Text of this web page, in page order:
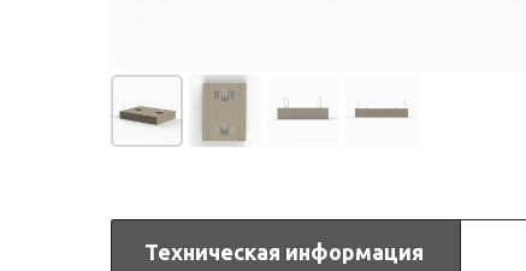
Техническая информация